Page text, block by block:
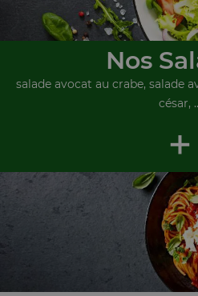
Nos
salade avocat au crabe, salade
césar,
+